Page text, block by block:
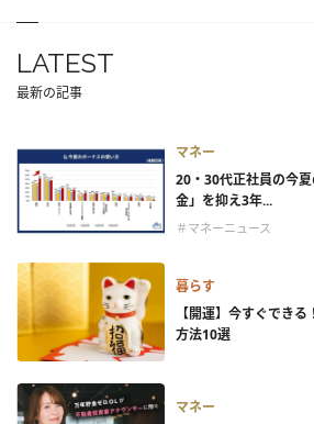
LATEST
最新の記事
マネー
20・30代正社員の今
金」を抑え3年...
＃マネーニュース
暮らす
【開運】今すぐでき
方法10選
マネー